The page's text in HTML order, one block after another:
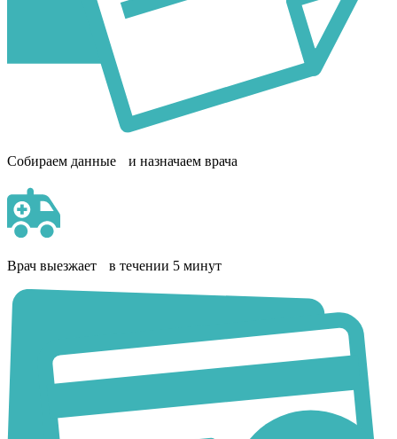
Собираем данные и назначаем врача
Врач выезжает в течении 5 минут